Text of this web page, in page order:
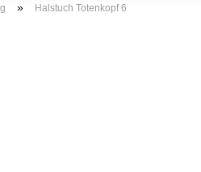
» Halstuch Totenkopf 6